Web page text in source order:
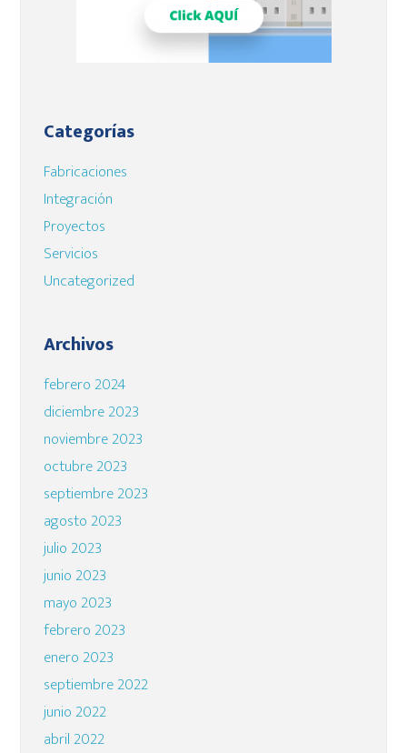
Categorías
Fabricaciones
Integración
Proyectos
Servicios
Uncategorized
Archivos
febrero 2024
diciembre 2023
noviembre 2023
octubre 2023
septiembre 2023
agosto 2023
julio 2023
junio 2023
mayo 2023
febrero 2023
enero 2023
septiembre 2022
junio 2022
abril 2022